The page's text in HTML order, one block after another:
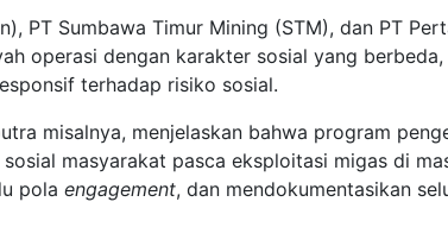
PT Sumbawa Timur Mining (STM), dan PT
operasi dengan karakter sosial yang
terhadap risiko sosial.
misalnya, menjelaskan bahwa program
masyarakat pasca eksploitasi migas di
pola engagement, dan mendokumentasikan